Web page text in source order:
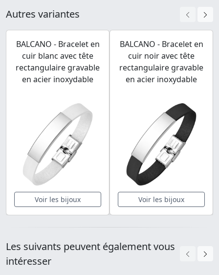
Autres variantes
BALCANO - Bracelet en
cuir blanc avec tête
rectangulaire gravable
en acier inoxydable
Voir les bijoux
BALCANO - Bracelet en
cuir noir avec tête
rectangulaire gravable
en acier inoxydable
Voir les bijoux
Les suivants peuvent également vous
intéresser